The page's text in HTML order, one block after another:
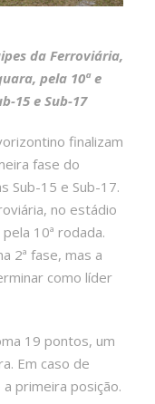
da Ferroviária,
pela 10ª e
15 e Sub-17
finalizam
fase do
Sub-15 e Sub-17.
no estádio
10ª rodada.
2ª fase, mas a
como líder
19 pontos, um
Em caso de
primeira posição.